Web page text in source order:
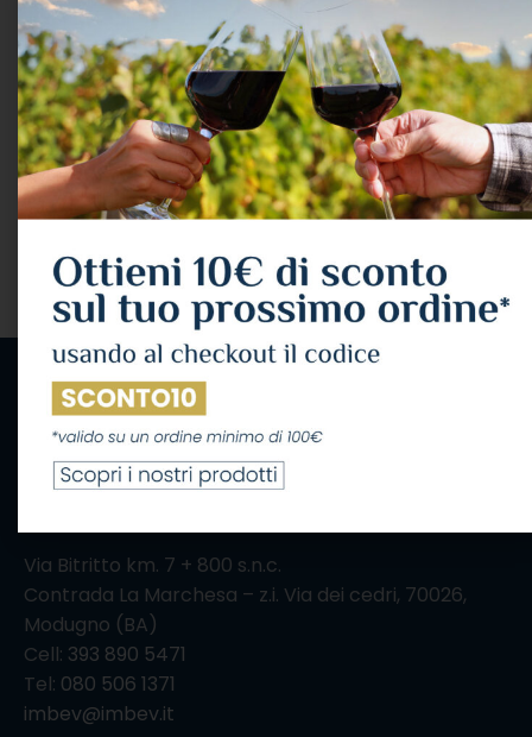
Mastroberardino
“novaserra” Greco Di
Tufo Docg Cl.75 ’22 12,5°
VINI,VINO BIANCO
Az. Vinicola
Mastroberardino
14,20€ IVA Inclusa
LEGGI TUTTO
Mastroberardino Greco
Di Tufo Docg Cl.75 ’21
12,5°
VINI,VINO BIANCO
Az. Vinicola
Mastroberardino
9,66€ IVA Inclusa
LEGGI TUTTO
IL CONSUMO ECCESSIVO DI ALCOL NUOCE ALLA
Via Bitritto km. 7 + 800 s.n.c.
Contrada La Marchesa – z.i. Via dei cedri, 70026,
Modugno (BA)
Cell: 393 890 5471
Tel: 080 506 1371
imbev@imbev.it